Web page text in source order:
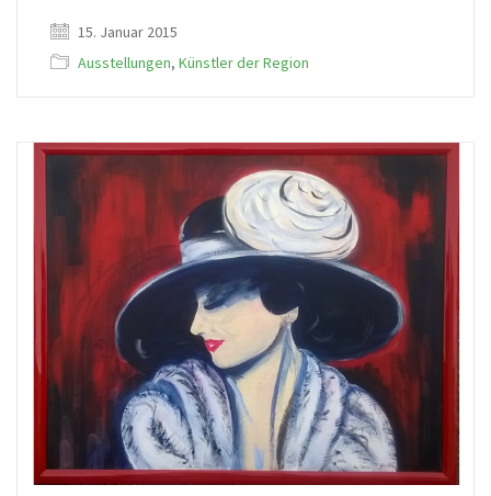
15. Januar 2015
Ausstellungen, Künstler der Region